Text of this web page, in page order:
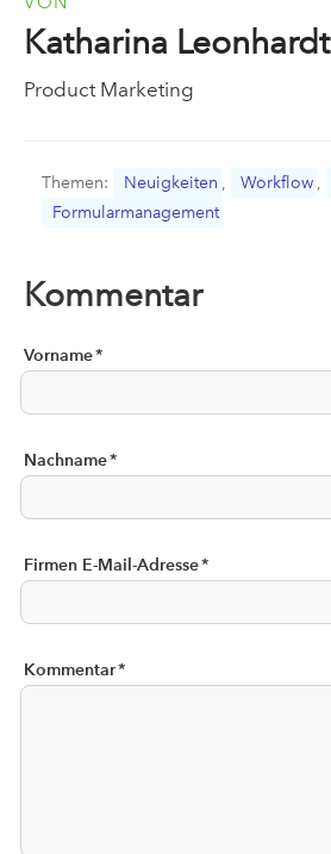
Katharina Leonhardt
Product Marketing
Themen: Neuigkeiten , Workflow ,
Formularmanagement
Kommentar
Vorname*
Nachname*
Firmen E-Mail-Adresse*
Kommentar*